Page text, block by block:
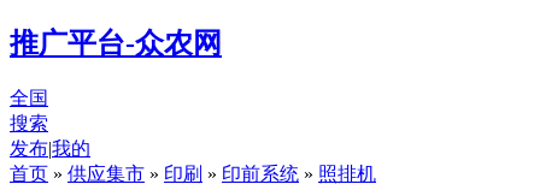
推广平台-众农网
全国
搜索
发布|我的
首页 » 供应集市 » 印刷 » 印前系统 » 照排机